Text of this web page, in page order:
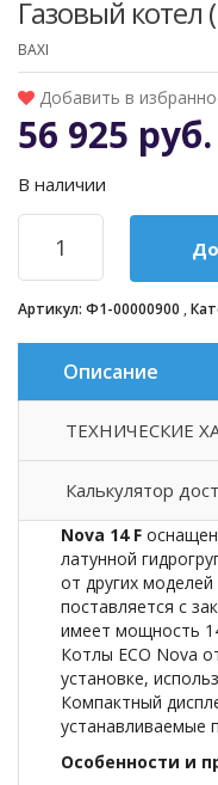
Газовый котел
BAXI
Добавить в
56 925 руб.
В наличии
Артикул: Ф1-00000900
Описание
ТЕХНИЧЕСКИЕ
Калькулятор
Описание
Nova 14 F
латунной
от других
поставляется с
имеет мощность
Котлы ECO Nova
установке,
Компактный
устанавливаемые
Особенности и